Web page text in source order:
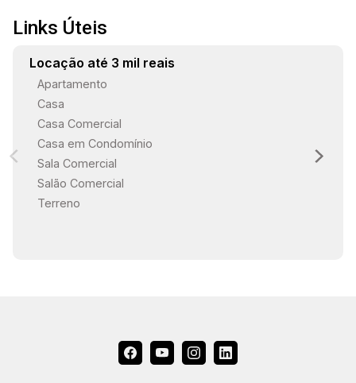
14:00
14:30
15:00
16:00
Links Úteis
Locação até 3 mil reais
Apartamento
Casa
Casa Comercial
Casa em Condomínio
Sala Comercial
Salão Comercial
Terreno